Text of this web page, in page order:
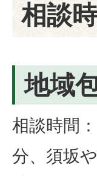
相談
地域
相談時間
分、須坂